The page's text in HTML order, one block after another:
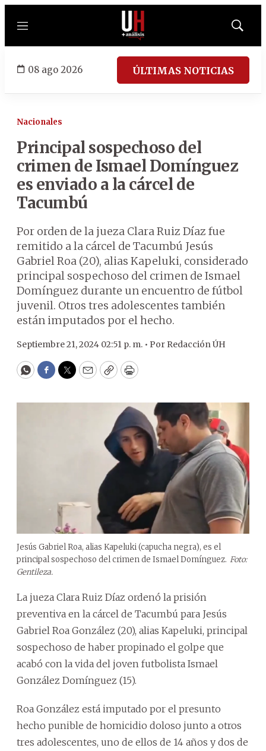
Menú
Mostrar
08 ago 2026 ÚLTIMAS NOTICIAS
Nacionales
Principal sospechoso del
crimen de Ismael Domínguez
es enviado a la cárcel de
Tacumbú
Por orden de la jueza Clara Ruiz Díaz fue
remitido a la cárcel de Tacumbú Jesús
Gabriel Roa (20), alias Kapeluki, considerado
principal sospechoso del crimen de Ismael
Domínguez durante un encuentro de fútbol
juvenil. Otros tres adolescentes también
están imputados por el hecho.
Septiembre 21, 2024 02:51 p. m. • Por Redacción ÚH
WhatsApp
Facebook
Twitter
EmailCopyPrint
Jesús Gabriel Roa, alias Kapeluki (capucha negra), es el
principal sospechoso del crimen de Ismael Domínguez. Foto:
Gentileza.
La jueza Clara Ruiz Díaz ordenó la prisión
preventiva en la cárcel de Tacumbú para Jesús
Gabriel Roa González (20), alias Kapeluki, principal
sospechoso de haber propinado el golpe que
acabó con la vida del joven futbolista Ismael
González Domínguez (15).
Roa González está imputado por el presunto
hecho punible de homicidio doloso junto a otros
tres adolescentes, uno de ellos de 14 años y dos de